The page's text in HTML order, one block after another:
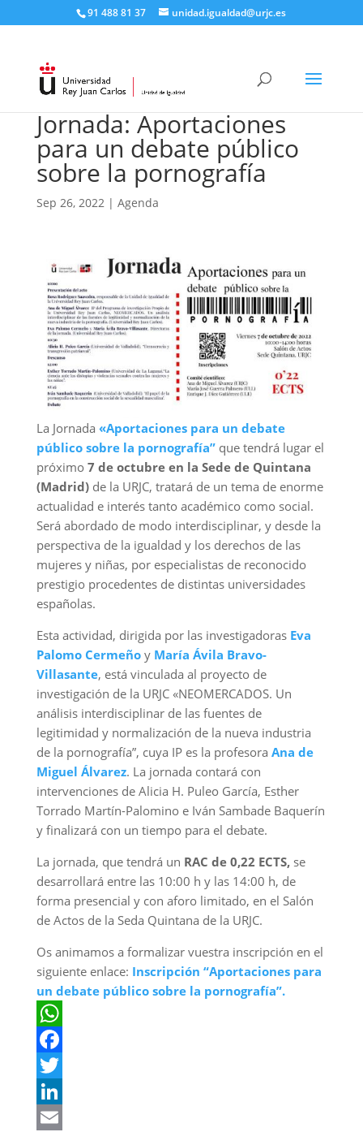
91 488 81 37 unidad.igualdad@urjc.es
Jornada: Aportaciones
para un debate público
sobre la pornografía
Sep 26, 2022| Agenda
La Jornada «Aportaciones para un debate
público sobre la pornografía” que tendrá lugar el
próximo 7 de octubre en la Sede de Quintana
(Madrid)de la URJC, tratará de un tema de enorme
actualidad e interés tanto académico como social.
Será abordado de modo interdisciplinar, y desde la
perspectiva de la igualdad y los derechos de las
mujeres y niñas, por especialistas de reconocido
prestigio procedentes de distintas universidades
españolas.
Esta actividad, dirigida por las investigadoras Eva
Palomo Cermeñoy María Ávila Bravo-
Villasante, está vinculada al proyecto de
investigación de la URJC «NEOMERCADOS. Un
análisis interdisciplinar de las fuentes de
legitimidad y normalización de la nueva industria
de la pornografía”, cuya IP es la profesora Ana de
Miguel Álvarez. La jornada contará con
intervenciones de Alicia H. Puleo García, Esther
Torrado Martín-Palomino e Iván Sambade Baquerín
y finalizará con un tiempo para el debate.
La jornada, que tendrá un RAC de 0,22 ECTS,se
desarrollará entre las 10:00 h y las 14:00 h, de
forma presencial y con aforo limitado, en el Salón
de Actos de la Seda Quintana de la URJC.
Os animamos a formalizar vuestra inscripción en el
siguiente enlace: Inscripción “Aportaciones para
un debate público sobre la pornografía”.
W
h
a
F
a
c
T
w
L